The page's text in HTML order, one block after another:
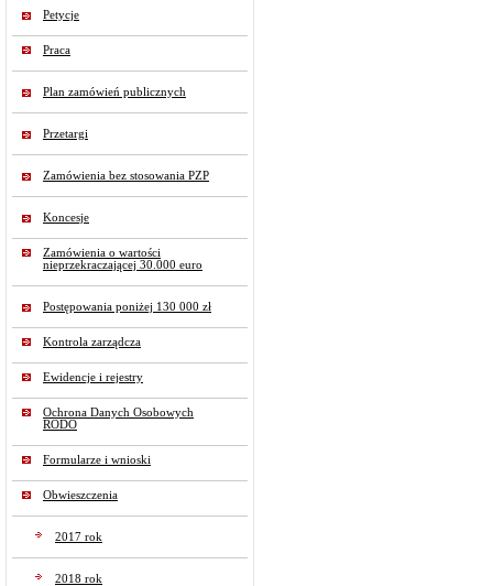
Petycje
Praca
Plan zamówień publicznych
Przetargi
Zamówienia bez stosowania PZP
Koncesje
Zamówienia o wartości
nieprzekraczającej 30.000 euro
Postępowania poniżej 130 000 zł
Kontrola zarządcza
Ewidencje i rejestry
Ochrona Danych Osobowych
RODO
Formularze i wnioski
Obwieszczenia
2017 rok
2018 rok